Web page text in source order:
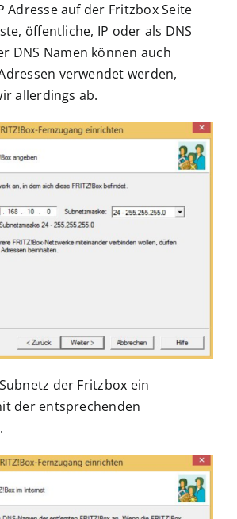
Adresse auf der Fritzbox Seite
öffentliche, IP oder als DNS
DNS Namen können auch
verwendet werden,
allerdings ab.
der Fritzbox ein
der entsprechenden